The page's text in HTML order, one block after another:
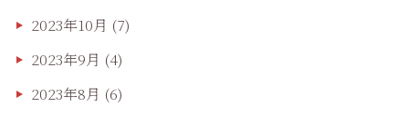
2023年10月 (7)
2023年9月 (4)
2023年8月 (6)